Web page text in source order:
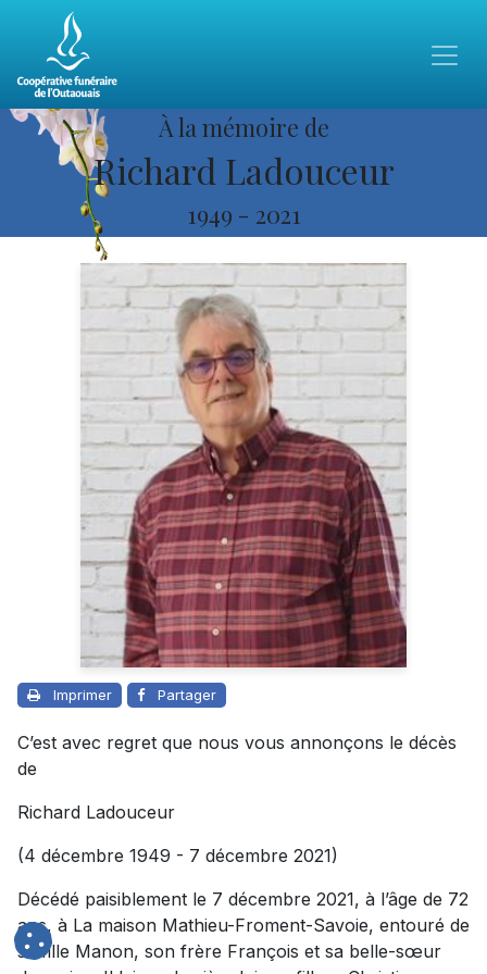
À la mémoire de
Richard Ladouceur
1949 - 2021
Imprimer Partager
C’est avec regret que nous vous annonçons le décès
de
Richard Ladouceur
(4 décembre 1949 - 7 décembre 2021)
Décédé paisiblement le 7 décembre 2021, à l’âge de 72
ans, à La maison Mathieu-Froment-Savoie, entouré de
sa fille Manon, son frère François et sa belle-sœur